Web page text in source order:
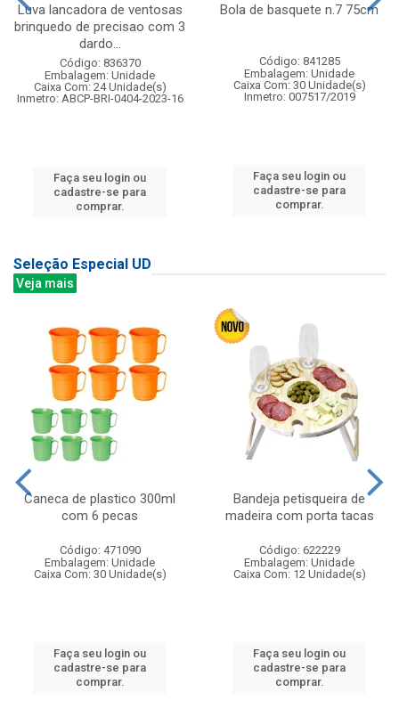
Luva lancadora de ventosas
brinquedo de precisao com 3
dardo...
Código: 836370
Embalagem: Unidade
Caixa Com: 24 Unidade(s)
Inmetro: ABCP-BRI-0404-2023-16
Faça seu login ou
cadastre-se para
comprar.
Bola de basquete n.7 75cm
Código: 841285
Embalagem: Unidade
Caixa Com: 30 Unidade(s)
Inmetro: 007517/2019
Faça seu login ou
cadastre-se para
comprar.
Seleção Especial UD
Veja mais
Caneca de plastico 300ml
com 6 pecas
Código: 471090
Embalagem: Unidade
Caixa Com: 30 Unidade(s)
Faça seu login ou
cadastre-se para
comprar.
Bandeja petisqueira de
madeira com porta tacas
Código: 622229
Embalagem: Unidade
Caixa Com: 12 Unidade(s)
Faça seu login ou
cadastre-se para
comprar.